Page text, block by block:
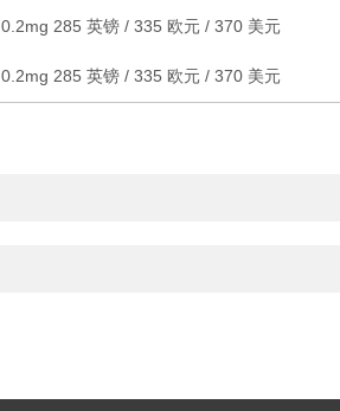
0.2mg 285 英镑 / 335 欧元 / 370 美元
0.2mg 285 英镑 / 335 欧元 / 370 美元